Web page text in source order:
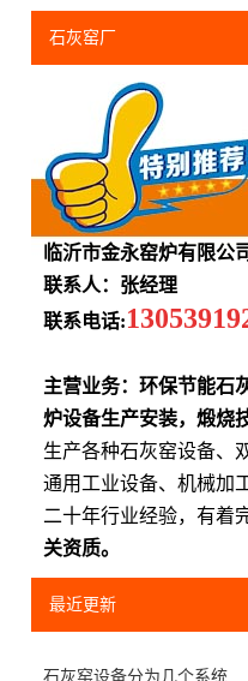
石灰窑厂
临沂市金永窑炉有限公
联系人：张经理
联系电话:
主营业务：环保节能石
炉设备生产安装，煅烧
生产各种石灰窑设备、
通用工业设备、机械加
二十年行业经验，有着
关资质。
最近更新
石灰窑设备分为几个系统